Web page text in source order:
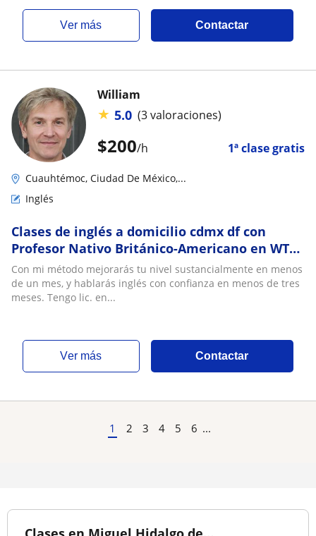
ver más Contactar
$200/h 1ª clase gratis
William
★ 5.0 (3 valoraciones)
Cuauhtémoc, Ciudad De México,...
Inglés
Clases de inglés a domicilio cdmx df con
Profesor Nativo Británico-Americano en WTC
Nápoles Cd de México Sur IELTS TOEFL TOEIC
Cambridge
Con mi método mejorarás tu nivel sustancialmente en menos
de un mes, y hablarás inglés con confianza en menos de tres
meses. Tengo lic. en...
ver más Contactar
1 2 3 4 5 6 ...